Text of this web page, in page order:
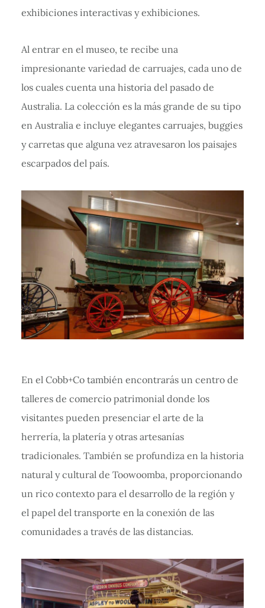
exhibiciones interactivas y exhibiciones.
Al entrar en el museo, te recibe una
impresionante variedad de carruajes, cada uno de
los cuales cuenta una historia del pasado de
Australia. La colección es la más grande de su tipo
en Australia e incluye elegantes carruajes, buggies
y carretas que alguna vez atravesaron los paisajes
escarpados del país.
En el Cobb+Co también encontrarás un centro de
talleres de comercio patrimonial donde los
visitantes pueden presenciar el arte de la
herrería, la platería y otras artesanías
tradicionales. También se profundiza en la historia
natural y cultural de Toowoomba, proporcionando
un rico contexto para el desarrollo de la región y
el papel del transporte en la conexión de las
comunidades a través de las distancias.